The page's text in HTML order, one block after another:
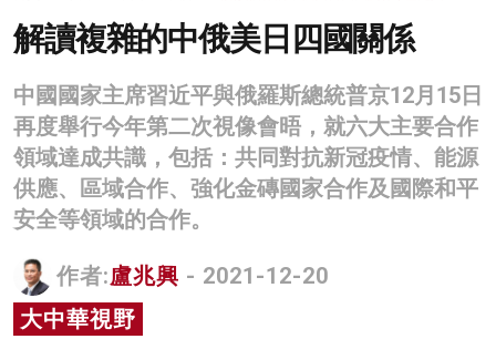
生活
商業
科技
影片
名家榜
灼見活動
解讀複雜的中俄美日四國關係
中國國家主席習近平與俄羅斯總統普京12月15日
再度舉行今年第二次視像會晤，就六大主要合作
領域達成共識，包括：共同對抗新冠疫情、能源
供應、區域合作、強化金磚國家合作及國際和平
安全等領域的合作。
作者:盧兆興 - 2021-12-20
大中華視野